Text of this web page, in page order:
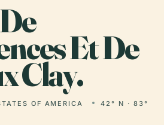
Et De
Clay.
OF AMERICA
42° N · 83°